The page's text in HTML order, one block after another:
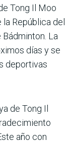
Tong Il Moo
República del
La
días y se
deportivas
de Tong Il
año con